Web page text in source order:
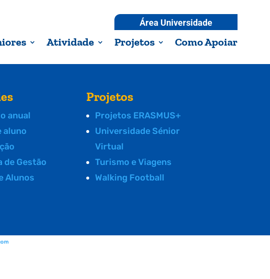
Área Universidade
Atividade Projetos Como Apoiar
anual
aluno
de Gestão
Alunos
Projetos
Projetos ERASMUS+
Universidade Sénior
Virtual
Turismo e Viagens
Walking Football